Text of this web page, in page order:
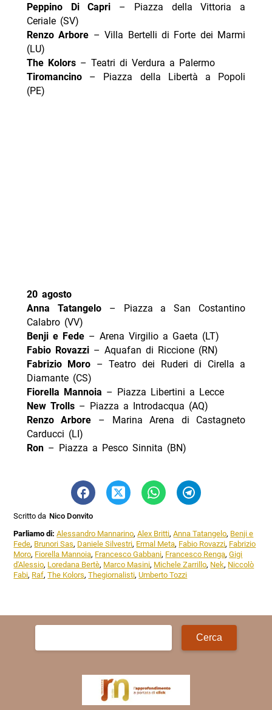
Peppino Di Capri – Piazza della Vittoria a
Ceriale (SV)
Renzo Arbore – Villa Bertelli di Forte dei Marmi
(LU)
The Kolors – Teatri di Verdura a Palermo
Tiromancino– Piazza della Libertà a Popoli
(PE)
20 agosto
Anna Tatangelo
– Piazza a San Costantino
Calabro (VV)
Benji e Fede– Arena Virgilio a Gaeta (LT)
Fabio Rovazzi– Aquafan di Riccione (RN)
Fabrizio Moro – Teatro dei Ruderi di Cirella a
Diamante (CS)
Fiorella Mannoia – Piazza Libertini a Lecce
New Trolls – Piazza a Introdacqua (AQ)
Renzo Arbore – Marina Arena di Castagneto
Carducci (LI)
Ron – Piazza a Pesco Sinnita (BN)
Scritto da Nico Donvito
Parliamo di:Alessandro Mannarino,Alex Britti,Anna Tatangelo, Benji e
Fede, Brunori Sas, Daniele Silvestri, Ermal Meta, Fabio Rovazzi, Fabrizio
Moro, Fiorella Mannoia, Francesco Gabbani, Francesco Renga,Gigi
d'Alessio, Loredana Bertè, Marco Masini, Michele Zarrillo, Nek, Niccolò
Fabi, Raf,The Kolors,Thegiornalisti,Umberto Tozzi
Ricerca